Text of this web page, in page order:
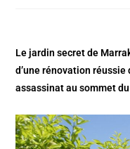
Le jardin secret de
d’une rénovation
assassinat au sommet